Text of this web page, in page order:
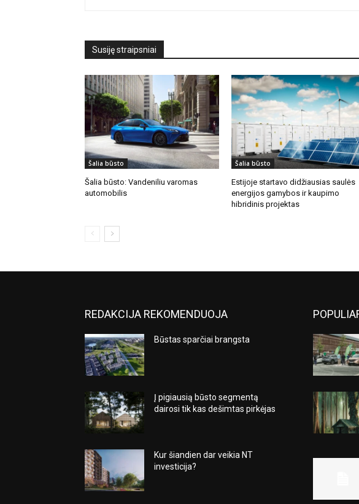
Susiję straipsniai
Šalia būsto
Šalia būsto: Vandeniliu varomas
automobilis
Šalia būsto
Estijoje startavo didžiausias saulės
energijos gamybos ir kaupimo
hibridinis projektas
REDAKCIJA REKOMENDUOJA
Būstas sparčiai brangsta
Į pigiausią būsto segmentą
dairosi tik kas dešimtas pirkėjas
Kur šiandien dar veikia NT
investicija?